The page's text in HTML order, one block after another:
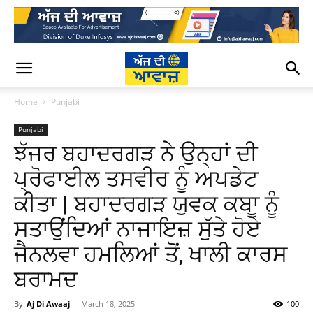
Home Punjabi
Punjabi
ਝੱਜਰ ਬਹਾਦਰਗੜ ਨੇ ਉਨ੍ਹਾਂ ਦੀ
ਪ੍ਰੋਫਾਈਲ ਤਸਵੀਰ ਨੂੰ ਅਪਡੇਟ
ਕੀਤਾ | ਬਹਾਦਰਗੜ ਯੁਵਕ ਕਬਾੂ ਨੂੰ
ਸਤਾਉਂਦਿਆਂ ਨਾਜਾਇਜ਼ ਸੁੱਤੇ ਹੋਏ
ਜੈਨਲਵਾ ਹਮਲਿਆਂ ਤੋਂ, ਖਾਲੀ ਕਾਰਸ
ਬਰਾਮਦ
By Aj Di Awaaj - March 18, 2025 100